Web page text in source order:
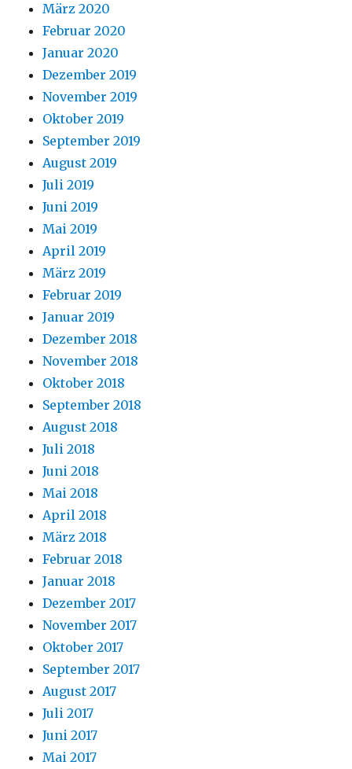
März 2020
Februar 2020
Januar 2020
Dezember 2019
November 2019
Oktober 2019
September 2019
August 2019
Juli 2019
Juni 2019
Mai 2019
April 2019
März 2019
Februar 2019
Januar 2019
Dezember 2018
November 2018
Oktober 2018
September 2018
August 2018
Juli 2018
Juni 2018
Mai 2018
April 2018
März 2018
Februar 2018
Januar 2018
Dezember 2017
November 2017
Oktober 2017
September 2017
August 2017
Juli 2017
Juni 2017
Mai 2017